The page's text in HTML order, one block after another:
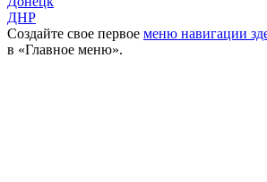
Создайте свое первое меню навигации
в «Главное меню».